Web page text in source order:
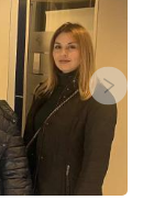
Next